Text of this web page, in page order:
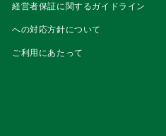
経営者保証に関するガイドライン
への対応方針について
ご利用にあたって